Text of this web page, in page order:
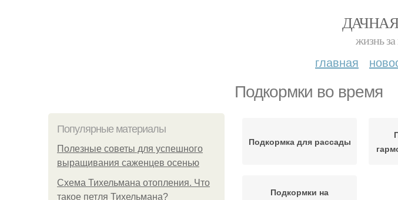
жизнь
главная
Подкормки во время
Популярные материалы
Полезные советы для успешного
выращивания саженцев осенью
Схема Тихельмана отопления. Что
такое петля Тихельмана?
Подкормка для рассады
Подкормки на